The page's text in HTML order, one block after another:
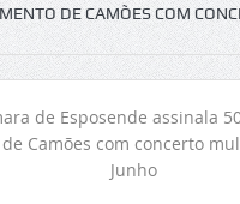
DE CAMÕES COM